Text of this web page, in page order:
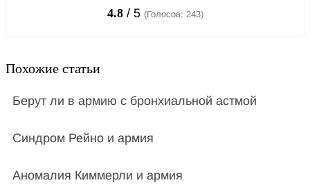
4.8/ 5 (Голосов: 243)
Похожие статьи
Берут ли в армию с бронхиальной астмой
Синдром Рейно и армия
Аномалия Киммерли и армия